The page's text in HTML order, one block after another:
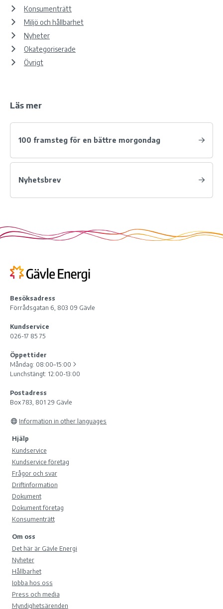
Konsumenträtt
Miljö och hållbarhet
Nyheter
Okategoriserade
Övrigt
Läs mer
100 framsteg för en bättre morgondag
Nyhetsbrev
Besöksadress
Förrådsgatan 6, 803 09 Gävle
Kundservice
026-17 85 75
Öppettider
Måndag: 08:00–15:00
Lunchstängt: 12:00-13:00
Postadress
Box 783, 801 29 Gävle
Information in other languages
Hjälp
Kundservice
Kundservice företag
Frågor och svar
Driftinformation
Dokument
Dokument företag
Konsumenträtt
Om oss
Det här är Gävle Energi
Nyheter
Hållbarhet
Jobba hos oss
Press och media
Myndighetsärenden